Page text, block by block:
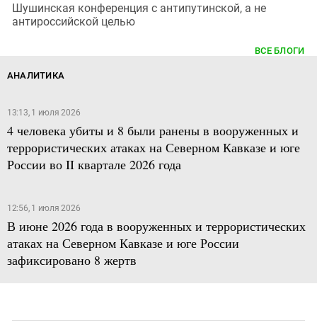
Шушинская конференция с антипутинской, а не
антироссийской целью
ВСЕ БЛОГИ
АНАЛИТИКА
13:13, 1 июля 2026
4 человека убиты и 8 были ранены в вооруженных и
террористических атаках на Северном Кавказе и юге
России во II квартале 2026 года
12:56, 1 июля 2026
В июне 2026 года в вооруженных и террористических
атаках на Северном Кавказе и юге России
зафиксировано 8 жертв